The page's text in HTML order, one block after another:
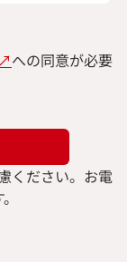
への同意が必要
ださい。 お電